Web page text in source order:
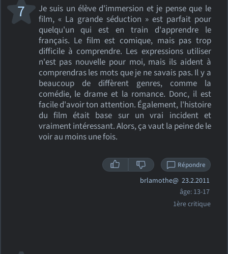
Je suis un élève d'immersion et je pense que le
film, « La grande séduction » est parfait pour
quelqu'un qui est en train d'apprendre le
français. Le film est comique, mais pas trop
difficile à comprendre. Les expressions utiliser
n'est pas nouvelle pour moi, mais ils aident à
comprendras les mots que je ne savais pas. Il y a
beaucoup de diffèrent genres, comme la
comédie, le drame et la romance. Donc, il est
facile d'avoir ton attention. Également, l'histoire
du film était base sur un vrai incident et
vraiment intéressant. Alors, ça vaut la peine de le
voir au moins une fois.
7
Répondre
brlamothe@ 23.2.2011
âge: 13-17
1ère critique